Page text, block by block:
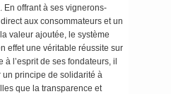
En offrant à ses vignerons-
aux consommateurs et un
valeur ajoutée, le système
effet une véritable réussite sur
à l’esprit de ses fondateurs, il
un principe de solidarité à
que la transparence et